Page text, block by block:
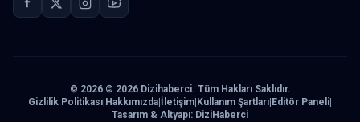
© 2026 © 2026 Dizihaberci. Tüm Hakları Saklıdır.
Gizlilik Politikası Hakkımızda İletişim Kullanım Şartları Editör Paneli
Tasarım & Altyapı: DiziHaberci